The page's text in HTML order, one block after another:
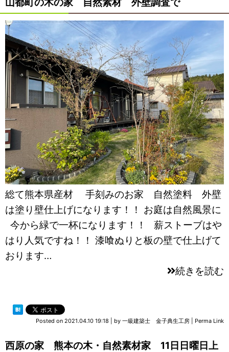
総て熊本県産材 手刻みのお家 自然塗料 外壁
は塗り壁仕上げになります！！ お庭は自然風景に
今から緑で一杯になります！！ 薪ストーブはや
はり人気ですね！！ 漆喰ぬりと板の壁で仕上げて
おります…
続きを読む
Posted on 2021.04.10 19:18 by 一級建築士 金子典生工房 Perma Link
西原の家 熊本の木・自然素材家 11日日曜日上